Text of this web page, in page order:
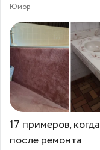
Юмор
17 примеров, когда
после ремонта